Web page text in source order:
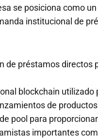
se posiciona como
institucional de
de préstamos directos
blockchain utilizado
de
pool para
importantes